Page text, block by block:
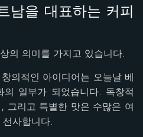
남을 대표하는 커피
의 의미를 가지고 있습니다.
의적인 아이디어는 오늘날 베
일부가 되었습니다. 독창적
그리고 특별한 맛은 수많은 여
사합니다.